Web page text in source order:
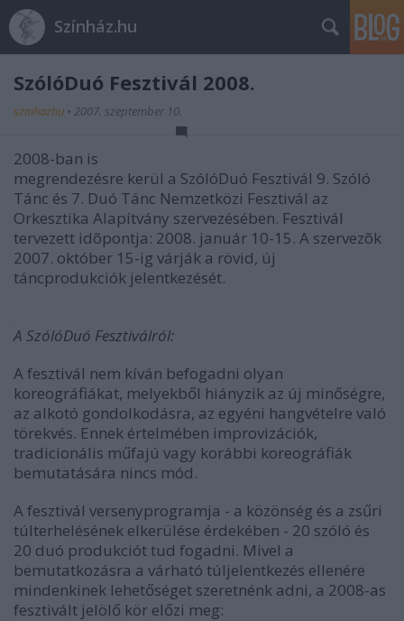
Színház.hu
SzólóDuó Fesztivál 2008.
szinhazhu • 2007. szeptember 10.
2008-ban is
megrendezésre kerül a SzólóDuó Fesztivál 9. Szóló
Tánc és 7. Duó Tánc Nemzetközi Fesztivál az
Orkesztika Alapítvány szervezésében. Fesztivál
tervezett idõpontja: 2008. január 10-15. A szervezõk
2007. október 15-ig várják a rövid, új
táncprodukciók jelentkezését.
A SzólóDuó Fesztiválról:
A fesztivál nem kíván befogadni olyan
koreográfiákat, melyekből hiányzik az új minőségre,
az alkotó gondolkodásra, az egyéni hangvételre való
törekvés. Ennek értelmében improvizációk,
tradicionális műfajú vagy korábbi koreográfiák
bemutatására nincs mód.
A fesztivál versenyprogramja - a közönség és a zsűri
túlterhelésének elkerülése érdekében - 20 szóló és
20 duó produkciót tud fogadni. Mivel a
bemutatkozásra a várható túljelentkezés ellenére
mindenkinek lehetőséget szeretnénk adni, a 2008-as
fesztivált jelölő kör előzi meg: